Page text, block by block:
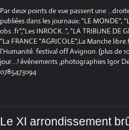
Par deux points de vue passent une
publiées dans les journaux: "LE MONDE",
obs .fr","Les INROCK...", "LA TRIBUNE
"La FRANCE "AGRICOLE",La Manche
l'Humanité. festival off Avignon. (plus de
jour....! événements ,photographies Igor
0785473094
Le XI arrondissement